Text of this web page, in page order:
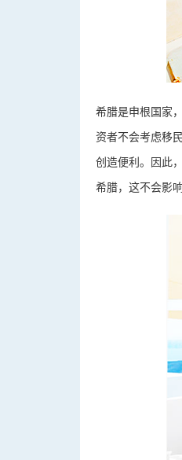
希腊是申根国家
资者不会考虑移
创造便利。因此
希腊，这不会影